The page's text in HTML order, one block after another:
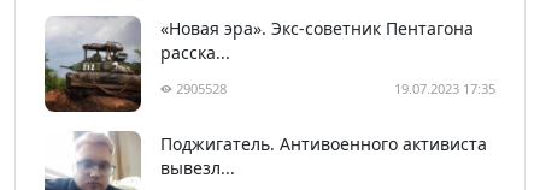
«Новая эра». Экс-советник Пентагона
расска...
2905528 19.07.2023 17:35
Поджигатель. Антивоенного активиста
вывезл...